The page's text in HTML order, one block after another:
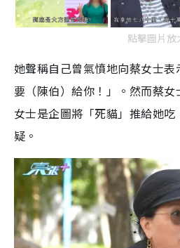
點擊圖片放
她聲稱自己曾氣憤地向蔡女士
要（陳伯）給你！」。然而蔡
女士是企圖將「死貓」推給她
疑。